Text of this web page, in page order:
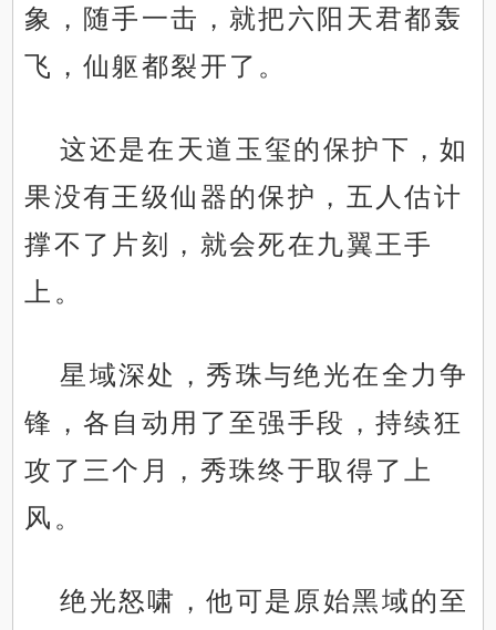
象，随手一击，就把六阳天君都轰
飞，仙躯都裂开了。
这还是在天道玉玺的保护下，如
果没有王级仙器的保护，五人估计
撑不了片刻，就会死在九翼王手
上。
星域深处，秀珠与绝光在全力争
锋，各自动用了至强手段，持续狂
攻了三个月，秀珠终于取得了上
风。
绝光怒啸，他可是原始黑域的至